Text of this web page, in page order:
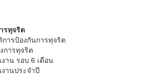
รทุจริต
ารป้องกันการทุจริต
การทุจริต
าน รอบ 6 เดือน
านประจำปี